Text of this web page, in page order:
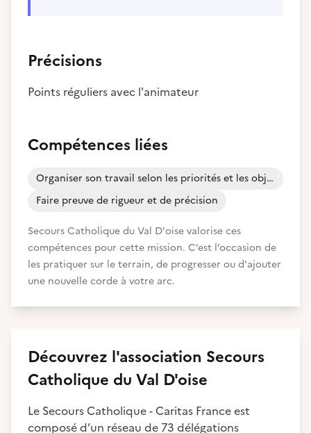
Précisions
Points réguliers avec l'animateur
Compétences liées
Organiser son travail selon les priorités et les objectifs
Faire preuve de rigueur et de précision
Secours Catholique du Val D'oise valorise ces
compétences pour cette mission. C’est l’occasion de
les pratiquer sur le terrain, de progresser ou d'ajouter
une nouvelle corde à votre arc.
Découvrez l'association Secours
Catholique du Val D'oise
Le Secours Catholique - Caritas France est
composé d’un réseau de 73 délégations